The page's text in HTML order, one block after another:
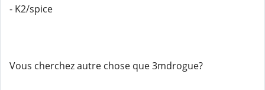
- K2/spice
Vous cherchez autre chose que 3mdrogue?